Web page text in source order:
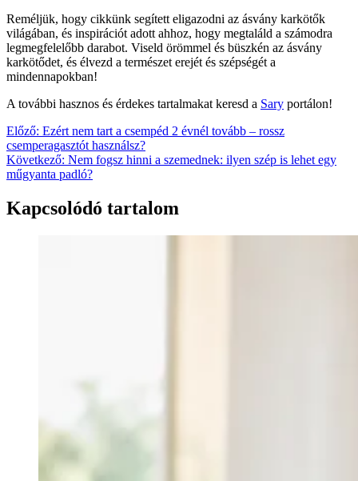
Reméljük, hogy cikkünk segített eligazodni az ásvány karkötők
világában, és inspirációt adott ahhoz, hogy megtaláld a számodra
legmegfelelőbb darabot. Viseld örömmel és büszkén az ásvány
karkötődet, és élvezd a természet erejét és szépségét a
mindennapokban!
A további hasznos és érdekes tartalmakat keresd a Sary portálon!
Bejegyzés
navigáció
Előző: Ezért nem tart a csempéd 2 évnél tovább – rossz
csemperagasztót használsz?
Következő: Nem fogsz hinni a szemednek: ilyen szép is lehet egy
műgyanta padló?
Kapcsolódó tartalom